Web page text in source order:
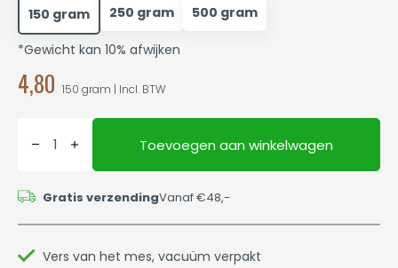
150 gram 250 gram 500 gram
*Gewicht kan 10% afwijken
4,80 150 gram | Incl. BTW
Toevoegen aan winkelwagen
Gratis verzendingVanaf €48,-
Vers van het mes, vacuüm verpakt